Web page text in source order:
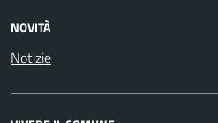
NOVITÀ
Notizie